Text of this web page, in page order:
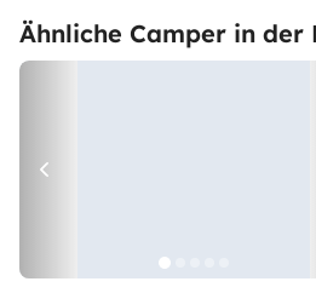
Ähnliche Camper in der